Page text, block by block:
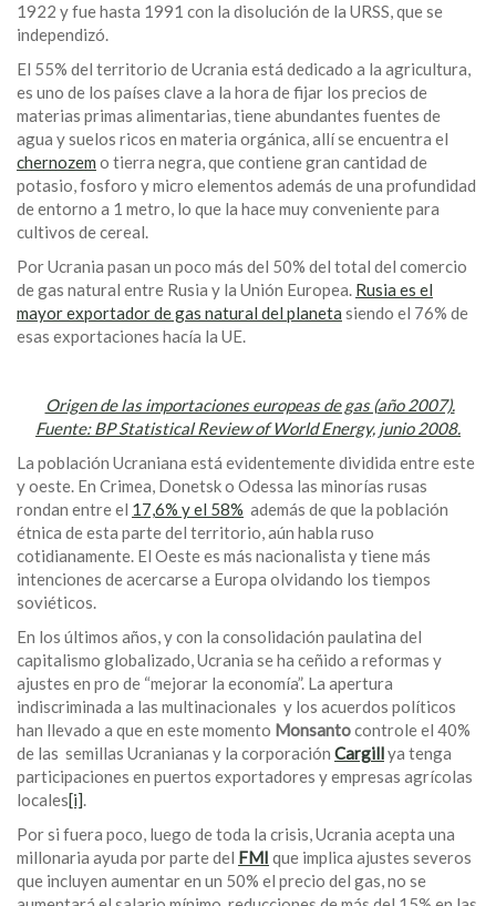
1922 y fue hasta 1991 con la disolución de la URSS, que se
independizó.
El 55% del territorio de Ucrania está dedicado a la agricultura,
es uno de los países clave a la hora de fijar los precios de
materias primas alimentarias, tiene abundantes fuentes de
agua y suelos ricos en materia orgánica, allí se encuentra el
chernozem o tierra negra, que contiene gran cantidad de
potasio, fosforo y micro elementos además de una profundidad
de entorno a 1 metro, lo que la hace muy conveniente para
cultivos de cereal.
Por Ucrania pasan un poco más del 50% del total del comercio
de gas natural entre Rusia y la Unión Europea. Rusia es el
mayor exportador de gas natural del planeta siendo el 76% de
esas exportaciones hacía la UE.
Origen de las importaciones europeas de gas (año 2007).
Fuente: BP Statistical Review of World Energy, junio 2008.
La población Ucraniana está evidentemente dividida entre este
y oeste. En Crimea, Donetsk o Odessa las minorías rusas
rondan entre el 17,6% y el 58% además de que la población
étnica de esta parte del territorio, aún habla ruso
cotidianamente. El Oeste es más nacionalista y tiene más
intenciones de acercarse a Europa olvidando los tiempos
soviéticos.
En los últimos años, y con la consolidación paulatina del
capitalismo globalizado, Ucrania se ha ceñido a reformas y
ajustes en pro de “mejorar la economía”. La apertura
indiscriminada a las multinacionales y los acuerdos políticos
han llevado a que en este momento Monsantocontrole el 40%
de las semillas Ucranianas y la corporación Cargillya tenga
participaciones en puertos exportadores y empresas agrícolas
locales[i].
Por si fuera poco, luego de toda la crisis, Ucrania acepta una
millonaria ayuda por parte del FMI que implica ajustes severos
que incluyen aumentar en un 50% el precio del gas, no se